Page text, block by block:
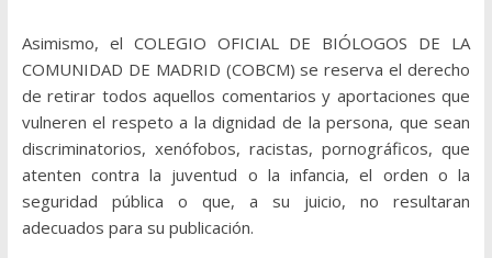
Asimismo, el COLEGIO OFICIAL DE BIÓLOGOS DE LA
COMUNIDAD DE MADRID (COBCM) se reserva el derecho
de retirar todos aquellos comentarios y aportaciones que
vulneren el respeto a la dignidad de la persona, que sean
discriminatorios, xenófobos, racistas, pornográficos, que
atenten contra la juventud o la infancia, el orden o la
seguridad pública o que, a su juicio, no resultaran
adecuados para su publicación.